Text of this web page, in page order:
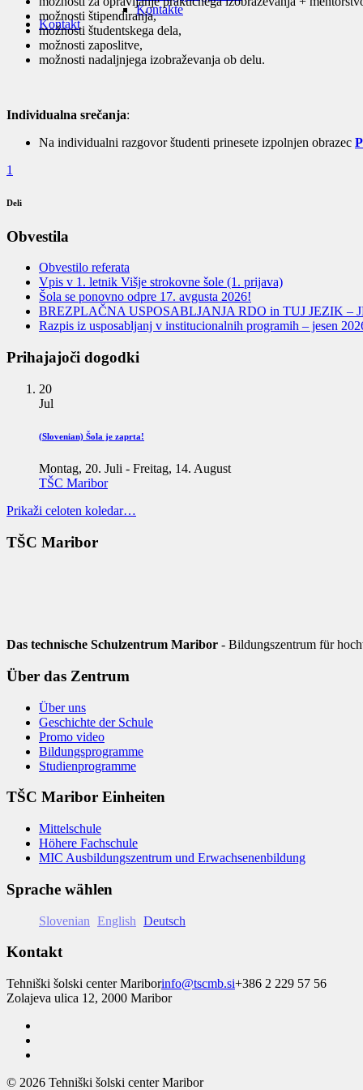
Kontakte
Kontakt
možnosti štipendiranja,
možnosti študentskega dela,
možnosti zaposlitve,
možnosti nadaljnjega izobraževanja ob delu.
Individualna srečanja:
Na individualni razgovor študenti prinesete izpolnjen obrazec
1
Deli
Obvestila
Obvestilo referata
Vpis v 1. letnik Višje strokovne šole (1. prijava)
Šola se ponovno odpre 17. avgusta 2026!
BREZPLAČNA USPOSABLJANJA RDO in TUJ JEZIK –
Razpis iz usposabljanj v institucionalnih programih – jesen
Prihajajoči dogodki
20
Jul
(Slovenian) Šola je zaprta!
Montag, 20. Juli - Freitag, 14. August
TŠC Maribor
Prikaži celoten koledar…
TŠC Maribor
Das technische Schulzentrum Maribor - Bildungszentrum für
Über das Zentrum
Über uns
Geschichte der Schule
Promo video
Bildungsprogramme
Studienprogramme
TŠC Maribor Einheiten
Mittelschule
Höhere Fachschule
MIC Ausbildungszentrum und Erwachsenenbildung
Sprache wählen
Slovenian English Deutsch
Kontakt
Tehniški šolski center Mariborinfo@tscmb.si+386 2 229 57 56
Zolajeva ulica 12, 2000 Maribor
© 2026 Tehniški šolski center Maribor